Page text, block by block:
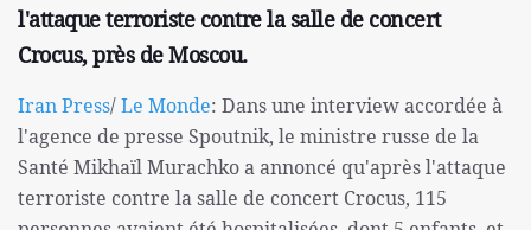
l'attaque terroriste contre la salle de concert
Crocus, près de Moscou.
Iran Press/Le Monde: Dans une interview accordée à
l'agence de presse Spoutnik, le ministre russe de la
Santé Mikhaïl Murachko a annoncé qu'après l'attaque
terroriste contre la salle de concert Crocus, 115